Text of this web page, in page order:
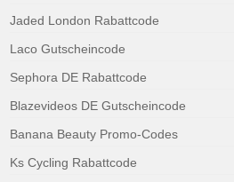
Jaded London Rabattcode
Laco Gutscheincode
Sephora DE Rabattcode
Blazevideos DE Gutscheincode
Banana Beauty Promo-Codes
Ks Cycling Rabattcode